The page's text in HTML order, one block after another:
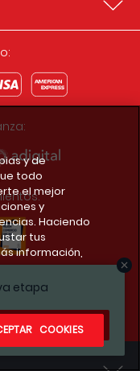
etapa
club
y de
todo
el mejor
y
Haciendo
tus
información,
COOKIES